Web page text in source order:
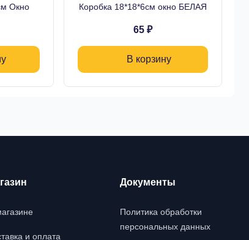
Окно Коробка 18*18*6см окно БЕЛАЯ
65 ₽
В корзину
и оплата
Документы
Политика обработки
персональных данных